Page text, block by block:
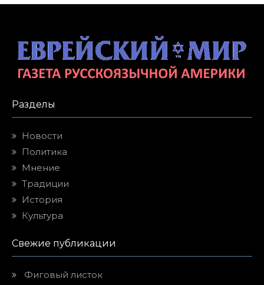
Разделы
Новости
Политика
Мнение
Традиции
История
Культура
Свежие публикации
Фиговый листок